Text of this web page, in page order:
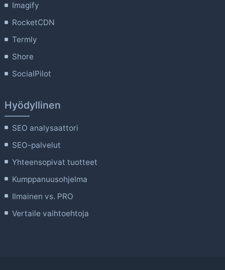
Imagify
RocketCDN
Termly
Shore
SocialPilot
Hyödyllinen
SEO analysaattori
SEO-palvelut
Yhteensopivat tuotteet
Kumppanuusohjelma
Ilmainen vs. PRO
Vertaile vaihtoehtoja